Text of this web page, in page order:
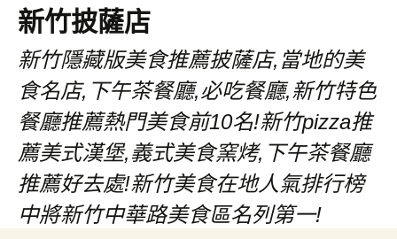
新竹披薩店
新竹隱藏版美食推薦披薩店,當地的美
食名店,下午茶餐廳,必吃餐廳,新竹特色
餐廳推薦熱門美食前10名!新竹pizza推
薦美式漢堡,義式美食窯烤,下午茶餐廳
推薦好去處!新竹美食在地人氣排行榜
中將新竹中華路美食區名列第一!